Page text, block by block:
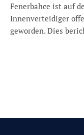
Fenerbahce ist auf
Innenverteidiger
geworden. Dies